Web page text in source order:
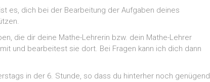
es, dich bei der Bearbeitung der Aufgaben deines
die dir deine Mathe-Lehrerin bzw. dein Mathe-Lehrer
und bearbeitest sie dort. Bei Fragen kann ich dich dann
in der 6. Stunde, so dass du hinterher noch genügend